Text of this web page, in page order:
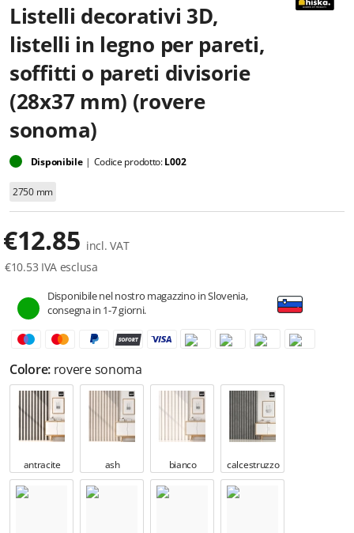
Listelli decorativi 3D,
listelli in legno per pareti,
soffitti o pareti divisorie
(28x37 mm) (rovere
sonoma)
Disponibile | Codice prodotto:L002
2750 mm
€12.85 incl. VAT
€10.53 IVA esclusa
Disponibile nel nostro magazzino in Slovenia,
consegna in 1-7 giorni.
Colore: rovere sonoma
antracite ash bianco calcestruzzo